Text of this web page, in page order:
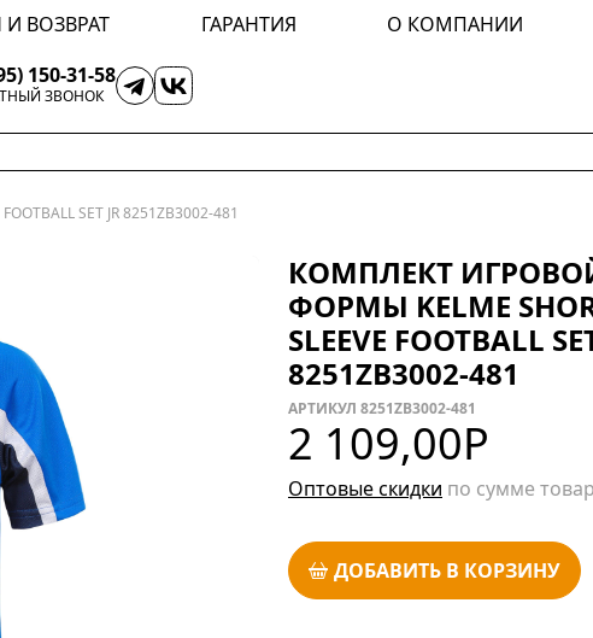
ВОЗВРАТ ГАРАНТИЯ О КОМПАНИИ
150-31-58
ЗВОНОК
SET JR 8251ZB3002-481
КОМПЛЕКТ
ФОРМЫ KELME
SLEEVE FOOTBALL
8251ZB3002-481
АРТИКУЛ 8251ZB3002-481
2 109,00Р
Оптовые скидки по сумме
ДОБАВИТЬ В КОРЗИНУ